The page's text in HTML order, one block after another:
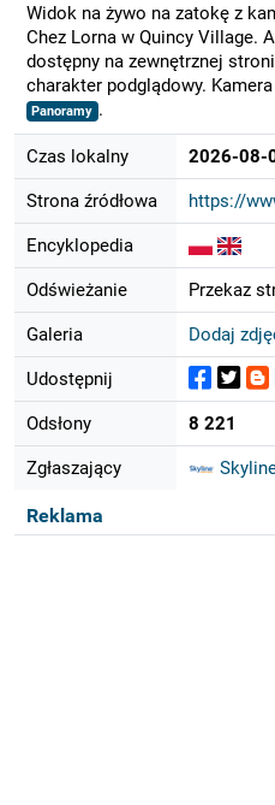
Widok na żywo na zatokę z
Chez Lorna w Quincy Village.
dostępny na zewnętrznej
charakter podglądowy.
Panoramy .
Czas lokalny 2026-08-
Strona źródłowa https://
Encyklopedia
Odświeżanie Przekaz
Galeria Dodaj
Udostępnij
Odsłony 8 221
Zgłaszający
Reklama